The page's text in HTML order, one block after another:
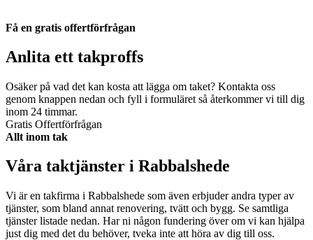
Få en gratis offertförfrågan
Anlita ett takproffs
Osäker på vad det kan kosta att lägga om taket? Kontakta oss
genom knappen nedan och fyll i formuläret så återkommer vi till dig
inom 24 timmar.
Gratis Offertförfrågan
Allt inom tak
Våra taktjänster i Rabbalshede
Vi är en takfirma i Rabbalshede som även erbjuder andra typer av
tjänster, som bland annat renovering, tvätt och bygg. Se samtliga
tjänster listade nedan. Har ni någon fundering över om vi kan hjälpa
just dig med det du behöver, tveka inte att höra av dig till oss.